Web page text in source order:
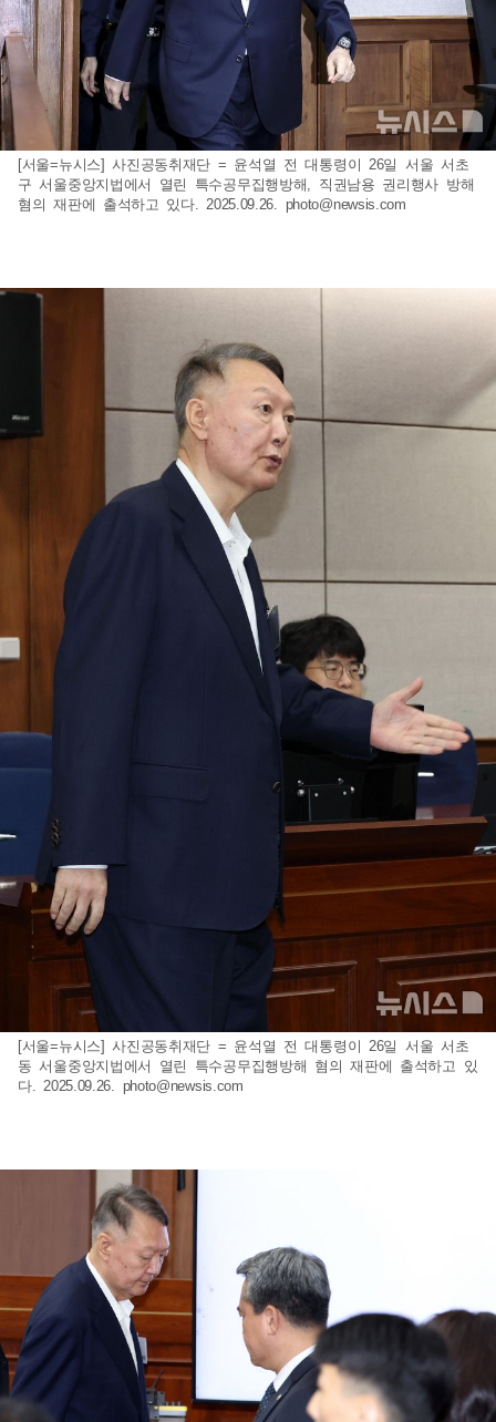
[서울=뉴시스] 사진공동취재단 = 윤석열 전 대통령이 26일 서울 서초
구 서울중앙지법에서 열린 특수공무집행방해, 직권남용 권리행사 방해
혐의 재판에 출석하고 있다. 2025.09.26. photo@newsis.com
[서울=뉴시스] 사진공동취재단 = 윤석열 전 대통령이 26일 서울 서초
동 서울중앙지법에서 열린 특수공무집행방해 혐의 재판에 출석하고 있
다. 2025.09.26. photo@newsis.com